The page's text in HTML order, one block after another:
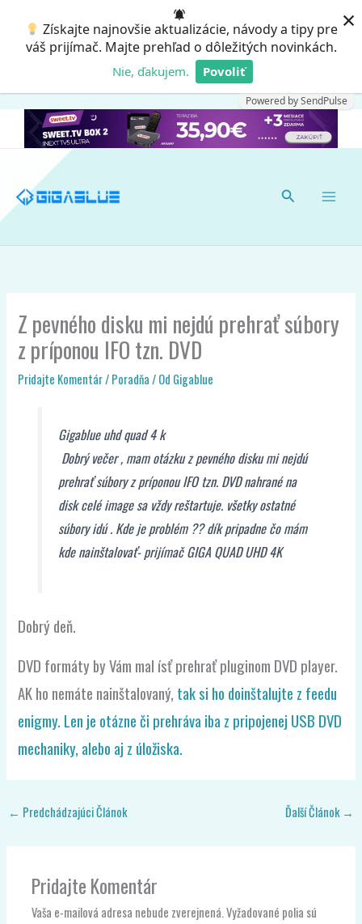
Získajte najnovšie aktualizácie, návody a tipy pre
váš prijímač. Majte prehľad o dôležitých novinkách.
Nie, ďakujem. Povoliť
Powered by SendPulse
×
Hľadať
Z pevného disku mi nejdú prehrať súbory
z príponou IFO tzn. DVD
Pridajte Komentár/Poradňa/ Od Gigablue
Gigablue uhd quad 4 k
Dobrý večer , mam otázku z pevného disku mi nejdú
prehrať súbory z príponou IFO tzn. DVD nahrané na
disk celé image sa vždy reštartuje. všetky ostatné
súbory idú . Kde je problém ?? dík pripadne čo mám
kde nainštalovať- prijímač GIGA QUAD UHD 4K
Dobrý deň.
DVD formáty by Vám mal ísť prehrať pluginom DVD player.
AK ho nemáte nainštalovaný, tak si ho doinštalujte z feedu
enigmy. Len je otázne či prehráva iba z pripojenej USB DVD
mechaniky, alebo aj z úložiska.
← Predchádzajúci Článok Ďalší Článok →
Pridajte Komentár
Vaša e-mailová adresa nebude zverejnená.Vyžadované polia sú